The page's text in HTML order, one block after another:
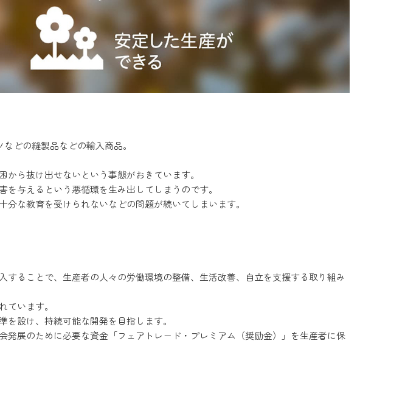
どの縫製品などの輸入商品。
ら抜け出せないという事態がおきています。
与えるという悪循環を生み出してしまうのです。
な教育を受けられないなどの問題が続いてしまいます。
することで、生産者の人々の労働環境の整備、生活改善、自立を支援する取り組み
います。
設け、持続可能な開発を目指します。
展のために必要な資金「フェアトレード・プレミアム（奨励金）」を生産者に保